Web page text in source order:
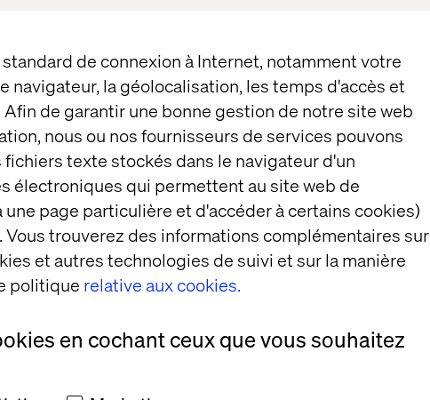
de connexion à Internet, notamment votre
navigateur, la géolocalisation, les temps d'accès et
de garantir une bonne gestion de notre site web
nous ou nos fournisseurs de services pouvons
texte stockés dans le navigateur d'un
électroniques qui permettent au site web de
page particulière et d'accéder à certains cookies)
trouverez des informations complémentaires sur
et autres technologies de suivi et sur la manière
politique relative aux cookies.
en cochant ceux que vous souhaitez
your business to the next level with Connected
the Valtech Mag Connected Experiencesfor